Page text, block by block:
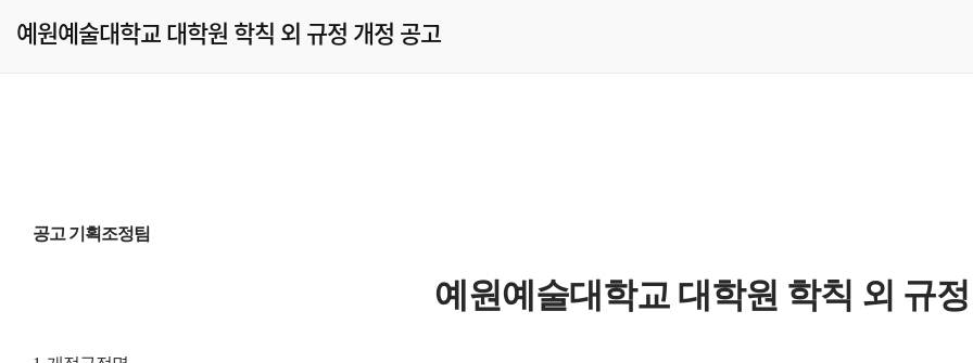
예원예술대학교 대학원 학칙 외 규정 개정 공고
공고 기획조정팀
예원예술대학교 대학원 학칙 외 규